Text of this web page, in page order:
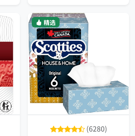
精选
(6280)